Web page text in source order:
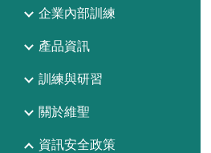
企業內部訓練
產品資訊
訓練與研習
關於維聖
資訊安全政策